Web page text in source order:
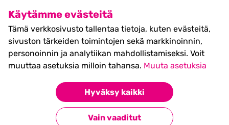
Käytämme evästeitä
Tämä verkkosivusto tallentaa tietoja, kuten evästeitä,
sivuston tärkeiden toimintojen sekä markkinoinnin,
personoinnin ja analytiikan mahdollistamiseksi. Voit
muuttaa asetuksia milloin tahansa. Muuta asetuksia
Hyväksy kaikki
Vain vaaditut
SHIFT Business Festival
27.5.2027, Turku - liput
myynnissä nyt! >>
Mari Männistö
Takaisin yhteystietoihin